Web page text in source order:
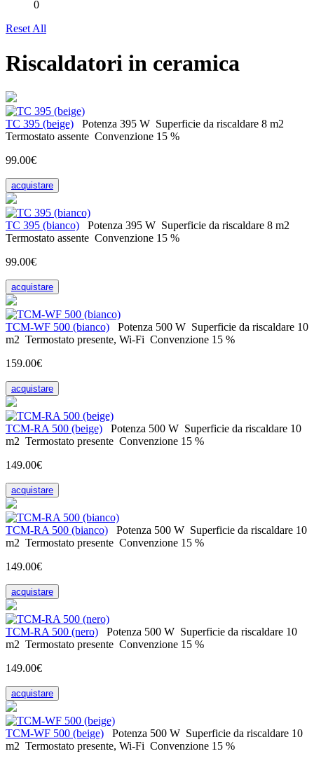
0
Reset All
Riscaldatori in ceramica
ТС 395 (beige) Potenza 395 W Superficie da riscaldare 8 m2
Termostato assente Convenzione 15 %
99.00€
acquistare
ТС 395 (bianco) Potenza 395 W Superficie da riscaldare 8 m2
Termostato assente Convenzione 15 %
99.00€
acquistare
TCM-WF 500 (bianco) Potenza 500 W Superficie da riscaldare 10
m2 Termostato presente, Wi-Fi Convenzione 15 %
159.00€
acquistare
ТСM-RA 500 (beige) Potenza 500 W Superficie da riscaldare 10
m2 Termostato presente Convenzione 15 %
149.00€
acquistare
ТСM-RA 500 (bianco) Potenza 500 W Superficie da riscaldare 10
m2 Termostato presente Convenzione 15 %
149.00€
acquistare
ТСM-RA 500 (nero) Potenza 500 W Superficie da riscaldare 10
m2 Termostato presente Convenzione 15 %
149.00€
acquistare
TCM-WF 500 (beige) Potenza 500 W Superficie da riscaldare 10
m2 Termostato presente, Wi-Fi Convenzione 15 %